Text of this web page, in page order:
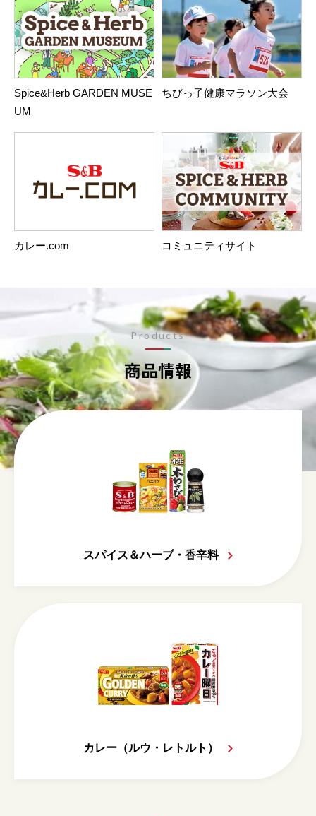
Spice&Herb GARDEN MUSE
UM
ちびっ子健康マラソン大会
カレー.com コミュニティサイト
商品情報
Products
スパイス＆ハーブ・香辛料
カレー（ルウ・レトルト）